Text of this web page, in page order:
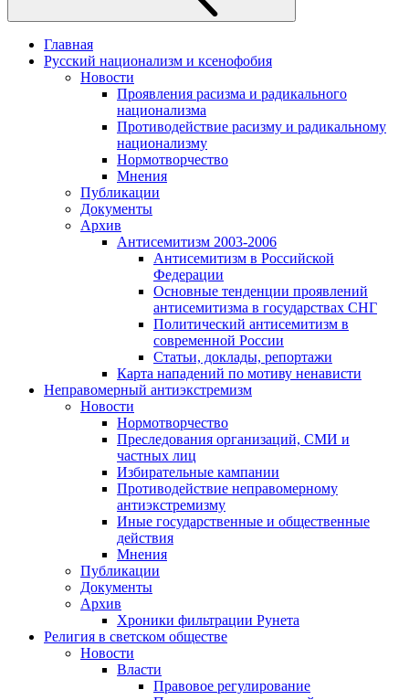
Главная
Русский национализм и ксенофобия
Новости
Проявления расизма и радикального
национализма
Противодействие расизму и радикальному
национализму
Нормотворчество
Мнения
Публикации
Документы
Архив
Антисемитизм 2003-2006
Антисемитизм в Российской
Федерации
Основные тенденции проявлений
антисемитизма в государствах СНГ
Политический антисемитизм в
современной России
Статьи, доклады, репортажи
Карта нападений по мотиву ненависти
Неправомерный антиэкстремизм
Новости
Нормотворчество
Преследования организаций, СМИ и
частных лиц
Избирательные кампании
Противодействие неправомерному
антиэкстремизму
Иные государственные и общественные
действия
Мнения
Публикации
Документы
Архив
Хроники фильтрации Рунета
Религия в светском обществе
Новости
Власти
Правовое регулирование